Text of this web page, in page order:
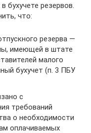
бухучете резервов.
что:
резерва —
имеющей в штате
малого
бухучет (п. 3 ПБУ
с
требований
о необходимости
оплачиваемых